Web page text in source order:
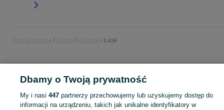
Łask
KATEGORIA
Dbamy o Twoją prywatność
My i nasi 447partnerzy przechowujemy lub uzyskujemy dostęp do
informacji na urządzeniu, takich jak unikalne identyfikatory w